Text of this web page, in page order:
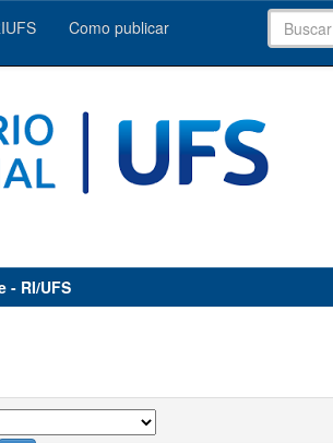
Como publicar
- RI/UFS